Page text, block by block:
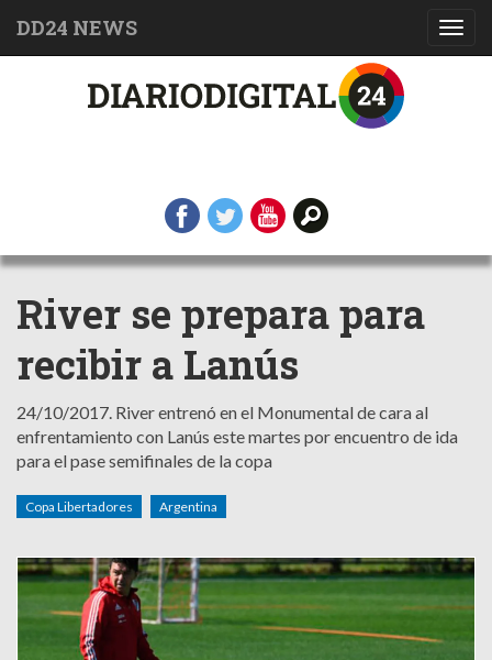
DD24 NEWS
River se prepara para
recibir a Lanús
24/10/2017. River entrenó en el Monumental de cara al
enfrentamiento con Lanús este martes por encuentro de ida
para el pase semifinales de la copa
Copa Libertadores Argentina